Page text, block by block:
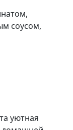
соусом,
уютная